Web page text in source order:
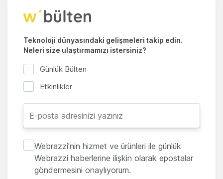
Teknoloji dünyasındaki gelişmeleri takip edin.
Neleri size ulaştırmamızı istersiniz?
Günlük Bülten
Etkinlikler
Webrazzi'nin hizmet ve ürünleri ile günlük
Webrazzi haberlerine ilişkin olarak epostalar
göndermesini onaylıyorum.